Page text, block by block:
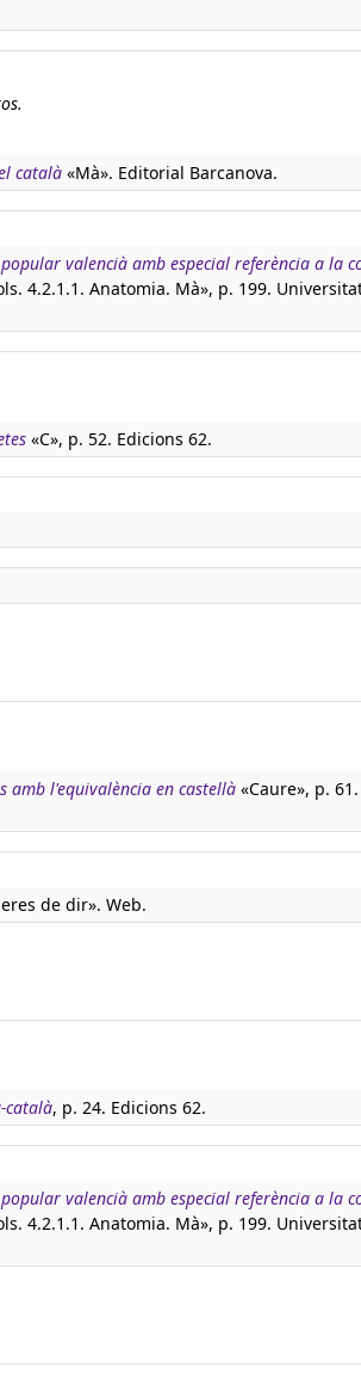
català «Mà». Editorial Barcanova.
valencià amb especial referència a la
4.2.1.1. Anatomia. Mà», p. 199.
«C», p. 52. Edicions 62.
amb l'equivalència en castellà «Caure», p. 61.
de dir». Web.
català, p. 24. Edicions 62.
valencià amb especial referència a la
4.2.1.1. Anatomia. Mà», p. 199.